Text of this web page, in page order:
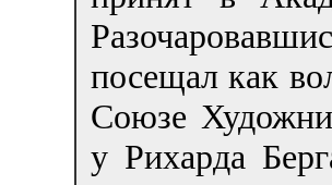
посещал как
Союзе
у Рихарда